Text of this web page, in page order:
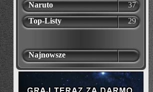
Naruto
37
Top-Listy
29
Najnowsze